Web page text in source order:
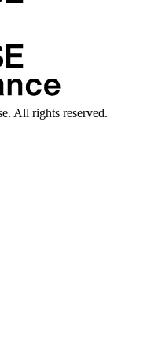
All rights reserved.